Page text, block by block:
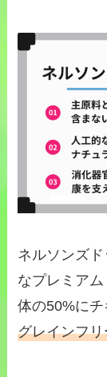
ネルソンズ
なプレミア
体の50%に
グレインフリ